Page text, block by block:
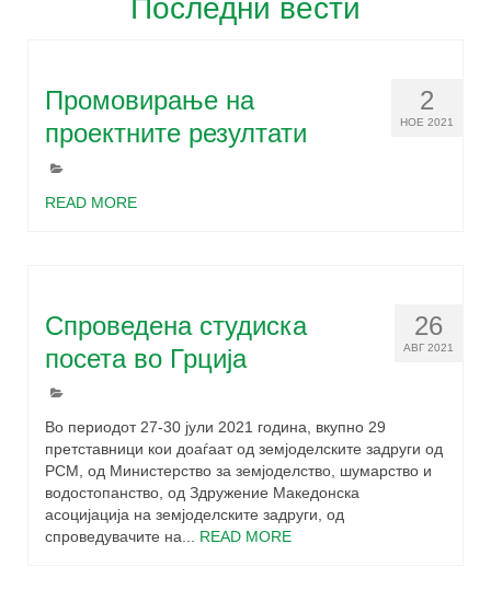
Последни вести
2
НОЕ 2021
Промовирање на
проектните резултати
READ MORE
26
АВГ 2021
Спроведена студиска
посета во Грција
Во периодот 27-30 јули 2021 година, вкупно 29
претставници кои доаѓаат од земјоделските задруги од
РСМ, од Министерство за земјоделство, шумарство и
водостопанство, од Здружение Македонска
асоцијација на земјоделските задруги, од
спроведувачите на... READ MORE